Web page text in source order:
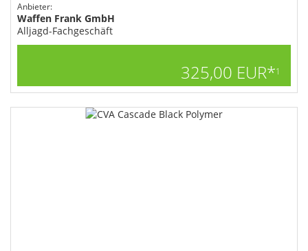
Anbieter:
Waffen Frank GmbH
Alljagd-Fachgeschäft
325,00 EUR*1